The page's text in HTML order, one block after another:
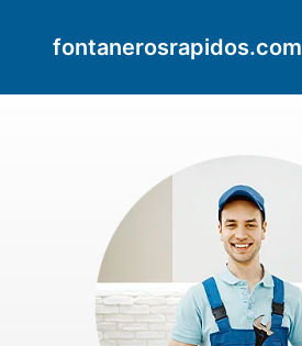
fontanerosrapidos.com